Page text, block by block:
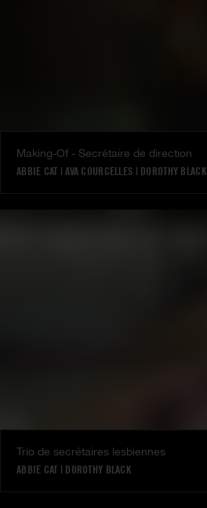
Making-Of - Secrétaire de direction
ABBIE CAT |AVA COURCELLES | DOROTHY BLACK
Trio de secrétaires lesbiennes
ABBIE CAT | DOROTHY BLACK